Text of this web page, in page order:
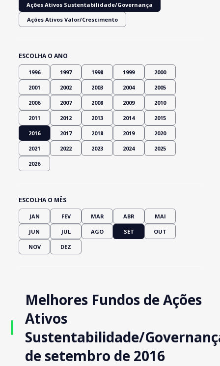
Ações Ativos Sustentabilidade/Governança
Ações Ativos Valor/Crescimento
ESCOLHA O ANO
1996 1997 1998 1999 2000
2001 2002 2003 2004 2005
2006 2007 2008 2009 2010
2011 2012 2013 2014 2015
2016 2017 2018 2019 2020
2021 2022 2023 2024 2025
2026
ESCOLHA O MÊS
JAN FEV MAR ABR MAI
JUN JUL AGO SET OUT
NOV DEZ
Melhores Fundos de Ações
Ativos
Sustentabilidade/
de setembro de 2016